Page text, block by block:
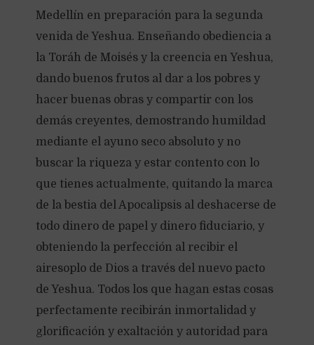
Medellín en preparación para la segunda
venida de Yeshua. Enseñando obediencia a
la Toráh de Moisés y la creencia en Yeshua,
dando buenos frutos al dar a los pobres y
hacer buenas obras y compartir con los
demás creyentes, demostrando humildad
mediante el ayuno seco absoluto y no
buscar la riqueza y estar contento con lo
que tienes actualmente, quitando la marca
de la bestia del Apocalipsis al deshacerse de
todo dinero de papel y dinero fiduciario, y
obteniendo la perfección al recibir el
airesoplo de Dios a través del nuevo pacto
de Yeshua. Todos los que hagan estas cosas
perfectamente recibirán inmortalidad y
glorificación y exaltación y autoridad para